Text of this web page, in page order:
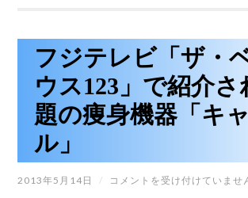
ビ
コ
パ
ト」
体
中
フジテレビ「ザ・
ウス123」で紹介
題の痩身機器「キ
ル」
2013年5月14日 /
フ
コメントを受け付けていませ